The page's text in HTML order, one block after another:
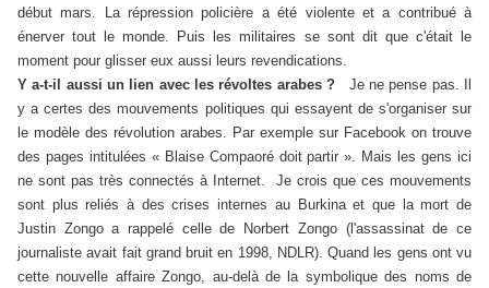
début mars. La répression policière a été violente et a contribué à
énerver tout le monde. Puis les militaires se sont dit que c'était le
moment pour glisser eux aussi leurs revendications.
Y a-t-il aussi un lien avec les révoltes arabes ? Je ne pense pas. Il
y a certes des mouvements politiques qui essayent de s'organiser sur
le modèle des révolution arabes. Par exemple sur Facebook on trouve
des pages intitulées « Blaise Compaoré doit partir ». Mais les gens ici
ne sont pas très connectés à Internet. Je crois que ces mouvements
sont plus reliés à des crises internes au Burkina et que la mort de
Justin Zongo a rappelé celle de Norbert Zongo (l'assassinat de ce
journaliste avait fait grand bruit en 1998, NDLR). Quand les gens ont vu
cette nouvelle affaire Zongo, au-delà de la symbolique des noms de